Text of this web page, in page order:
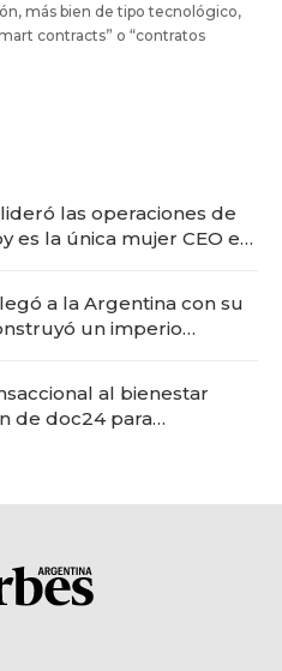
más bien de tipo tecnológico,
contracts” o “contratos
las operaciones de
es la única mujer CEO en
a la Argentina con su
un imperio
al bienestar
de doc24 para